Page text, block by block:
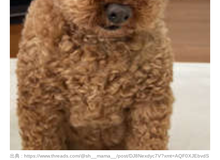
出典 : https://www.threads.com/@sh__mama__/post/DJ8Nexdyc7V?xmt=AQF0XJEbvdS